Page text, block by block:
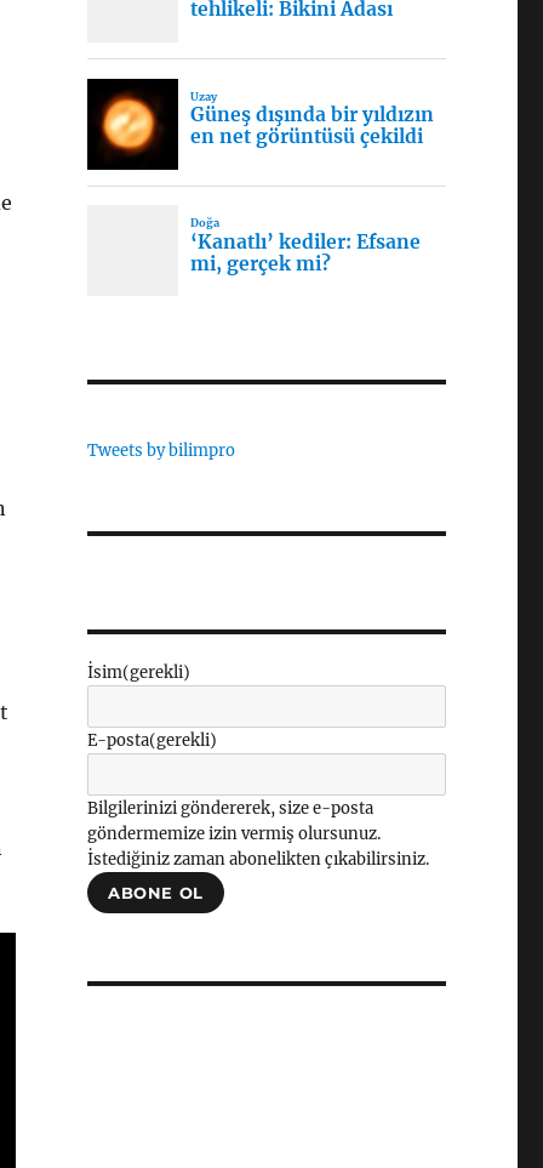
Tweets by bilimpro
İsim(gerekli)
E-posta(gerekli)
Bilgilerinizi göndererek, size e-posta
göndermemize izin vermiş olursunuz.
İstediğiniz zaman abonelikten çıkabilirsiniz.
ABONE OL